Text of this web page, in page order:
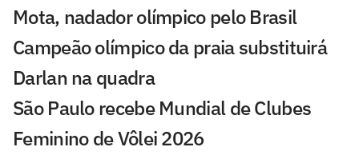
Mota, nadador olímpico pelo Brasil
Campeão olímpico da praia substituirá
Darlan na quadra
São Paulo recebe Mundial de Clubes
Feminino de Vôlei 2026